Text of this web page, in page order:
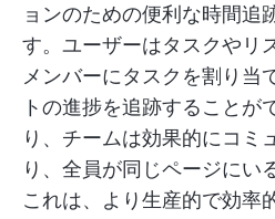
ョンのための便利な時間追
す。ユーザーはタスクやリ
メンバーにタスクを割り当
トの進捗を追跡することが
り、チームは効果的にコミ
り、全員が同じページにい
これは、より生産的で効率